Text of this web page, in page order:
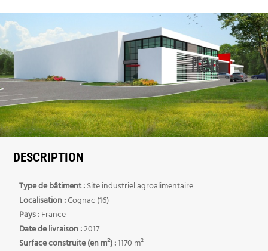
DESCRIPTION
Type de bâtiment :Site industriel agroalimentaire
Localisation :Cognac (16)
Pays :France
Date de livraison :2017
Surface construite (en m²) :1170 m²